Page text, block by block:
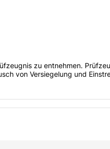
zu entnehmen.
von Versiegelung und